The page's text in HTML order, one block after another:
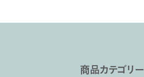
商品カテゴリー